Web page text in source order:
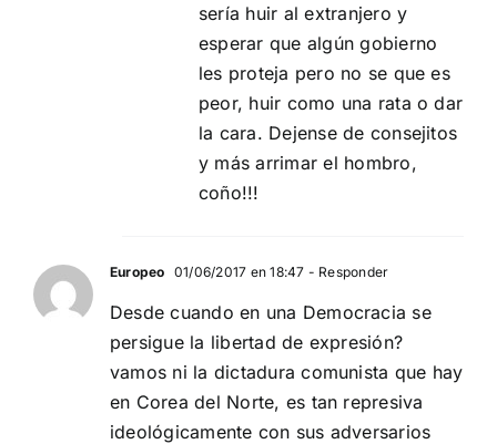
sería huir al extranjero y
esperar que algún gobierno
les proteja pero no se que es
peor, huir como una rata o dar
la cara. Dejense de consejitos
y más arrimar el hombro,
coño!!!
Europeo 01/06/2017 en 18:47 - Responder
Desde cuando en una Democracia se
persigue la libertad de expresión?
vamos ni la dictadura comunista que hay
en Corea del Norte, es tan represiva
ideológicamente con sus adversarios